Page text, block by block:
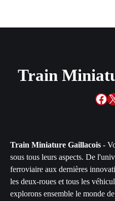
Train
X
Train Miniature Gaillacois -
sous tous leurs aspects. De
ferroviaire aux dernières
les deux-roues et tous les
explorons ensemble le monde